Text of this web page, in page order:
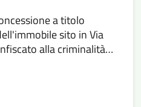
a titolo
sito in Via
alla criminalità